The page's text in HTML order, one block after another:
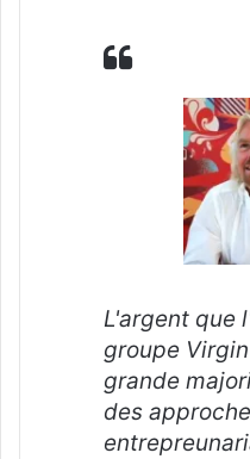
L'argent que
groupe
grande
des